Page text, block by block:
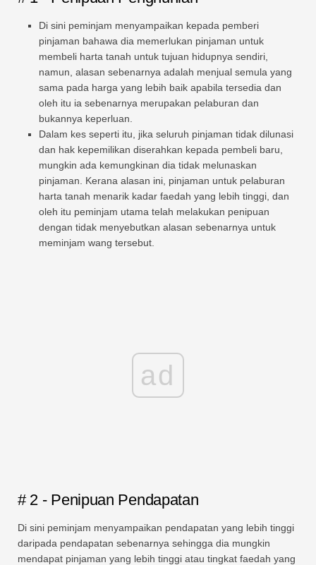
Di sini peminjam menyampaikan kepada pemberi
pinjaman bahawa dia memerlukan pinjaman untuk
membeli harta tanah untuk tujuan hidupnya sendiri,
namun, alasan sebenarnya adalah menjual semula yang
sama pada harga yang lebih baik apabila tersedia dan
oleh itu ia sebenarnya merupakan pelaburan dan
bukannya keperluan.
Dalam kes seperti itu, jika seluruh pinjaman tidak dilunasi
dan hak kepemilikan diserahkan kepada pembeli baru,
mungkin ada kemungkinan dia tidak melunaskan
pinjaman. Kerana alasan ini, pinjaman untuk pelaburan
harta tanah menarik kadar faedah yang lebih tinggi, dan
oleh itu peminjam utama telah melakukan penipuan
dengan tidak menyebutkan alasan sebenarnya untuk
meminjam wang tersebut.
ad
# 2 - Penipuan Pendapatan
Di sini peminjam menyampaikan pendapatan yang lebih tinggi
daripada pendapatan sebenarnya sehingga dia mungkin
mendapat pinjaman yang lebih tinggi atau tingkat faedah yang